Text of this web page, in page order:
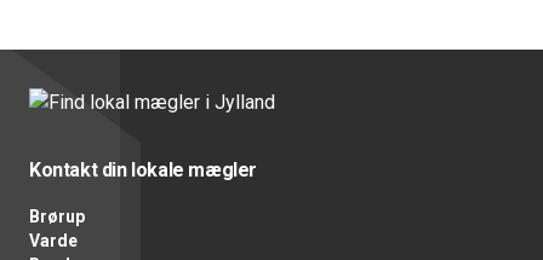
Kontakt din lokale mægler
Brørup
Varde